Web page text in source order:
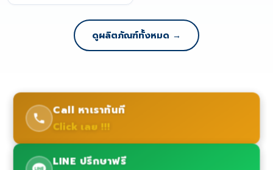
ดูผลิตภัณฑ์ทั้งหมด →
Call หาเราทันที
Click เลย !!!
LINE ปรึกษาฟรี